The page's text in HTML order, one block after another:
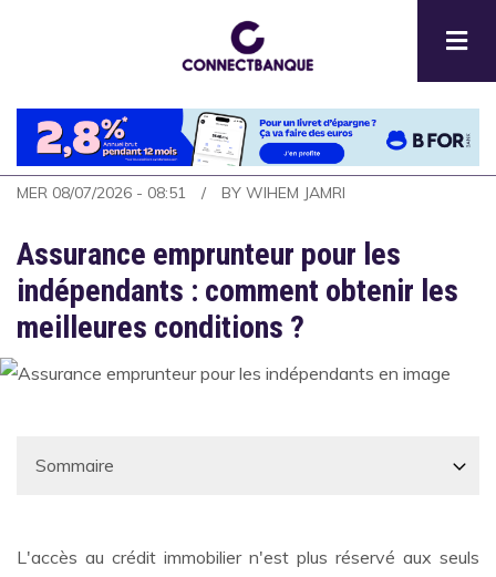
principal
MER 08/07/2026 - 08:51 BY WIHEM JAMRI
Assurance emprunteur pour les
indépendants : comment obtenir les
meilleures conditions ?
L'accès au crédit immobilier n'est plus réservé aux seuls